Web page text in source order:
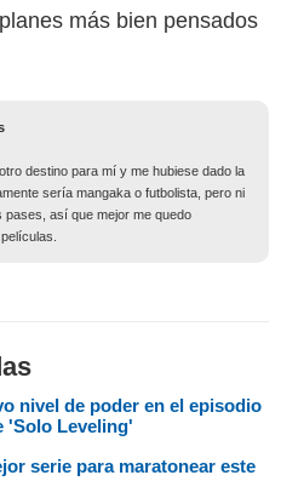
más bien pensados
destino para mí y me hubiese dado la
sería mangaka o futbolista, pero ni
pases, así que mejor me quedo
nivel de poder en el episodio
'Solo Leveling'
serie para maratonear este